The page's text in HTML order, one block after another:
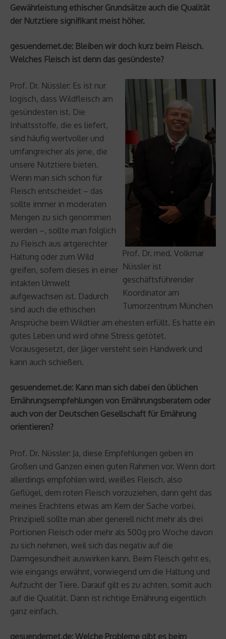
Gewährleistung ethischer Grundsätze auch die Qualität
der Nutztiere signifikant meist höher.
gesuendernet.de: Bleiben wir doch kurz beim Fleisch.
Welches Fleisch ist denn das gesündeste?
Prof. Dr. med. Volkmar
Nüssler ist
geschäftsführender
Koordinator am
Tumorzentrum München
Prof. Dr. Nüssler: Es ist nur
logisch, dass Wildfleisch am
gesündesten ist. Die
Inhaltsstoffe, die es liefert,
sind häufig wertvoller und
umfangreicher als jene, die
unsere Nutztiere bieten.
Wenn man sich schon für
Fleisch entscheidet – das
sollte immer in moderaten
Mengen zu sich genommen
werden –, sollte man folglich
zu Fleisch aus artgerechter
Haltung oder zum Wild
greifen, sofern dieses in einer
intakten Umwelt
aufgewachsen ist. Dadurch
sind auch die ethischen
Ansprüche beim Wildtier am ehesten erfüllt. Es hatte ein
gutes Leben und wird ohne Stress getötet.
Vorausgesetzt, der Jäger versteht sein Handwerk und
kann auch schießen.
gesuendernet.de: Kann man sich dabei den üblichen
Ernährungsempfehlungen von Ernährungsberatern oder
auch von der Deutschen Gesellschaft für Ernährung
orientieren?
Prof. Dr. Nüssler: Ja, diese Empfehlungen geben im
Großen und Ganzen einen guten Rahmen vor. Wenn dort
allerdings empfohlen wird, weißes Fleisch, also
Geflügel, dem roten Fleisch vorzuziehen, dann geht das
meines Erachtens etwas am Kern der Sache vorbei.
Prinzipiell sollte man aber generell nicht mehr als drei
Portionen Fleisch oder mehr als 500g pro Woche davon
zu sich nehmen, weil sich das negativ auf die
Darmgesundheit auswirken kann. Beim Fleisch geht es,
wie eingangs erwähnt, vorwiegend um die Haltung und
Aufzucht der Tiere. Darauf gilt es zu achten, somit auch
auf die Qualität. Dann ist richtige Ernährung eigentlich
ganz einfach.
gesuendernet.de: Welche Probleme gibt es beim